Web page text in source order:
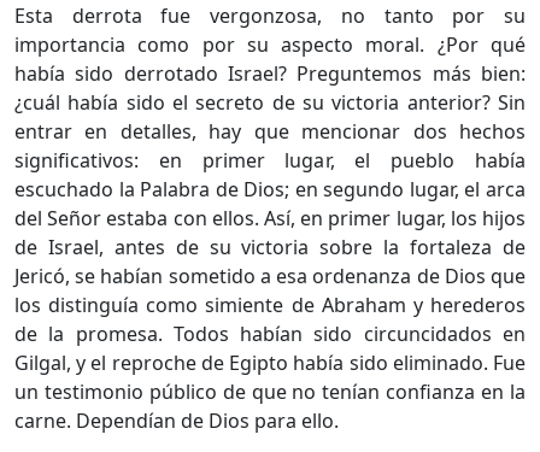
Esta derrota fue vergonzosa, no tanto por su
importancia como por su aspecto moral. ¿Por qué
había sido derrotado Israel? Preguntemos más bien:
¿cuál había sido el secreto de su victoria anterior? Sin
entrar en detalles, hay que mencionar dos hechos
significativos: en primer lugar, el pueblo había
escuchado la Palabra de Dios; en segundo lugar, el arca
del Señor estaba con ellos. Así, en primer lugar, los hijos
de Israel, antes de su victoria sobre la fortaleza de
Jericó, se habían sometido a esa ordenanza de Dios que
los distinguía como simiente de Abraham y herederos
de la promesa. Todos habían sido circuncidados en
Gilgal, y el reproche de Egipto había sido eliminado. Fue
un testimonio público de que no tenían confianza en la
carne. Dependían de Dios para ello.